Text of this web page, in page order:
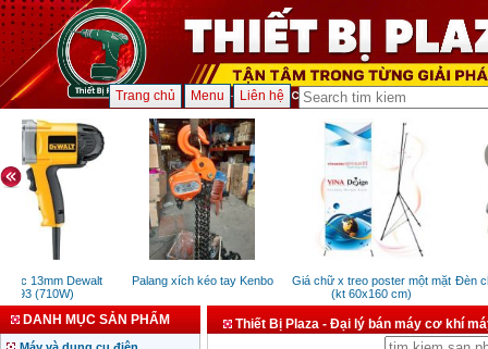
Trang chủ Menu Liên hệ
ốc 13mm Dewalt
(710W)
Palang xích kéo tay Kenbo
Giá chữ x treo poster một mặt
(kt 60x160 cm)
Đèn
DANH MỤC SẢN PHẨM Thiết Bị Plaza - Đại lý bán máy cơ khí